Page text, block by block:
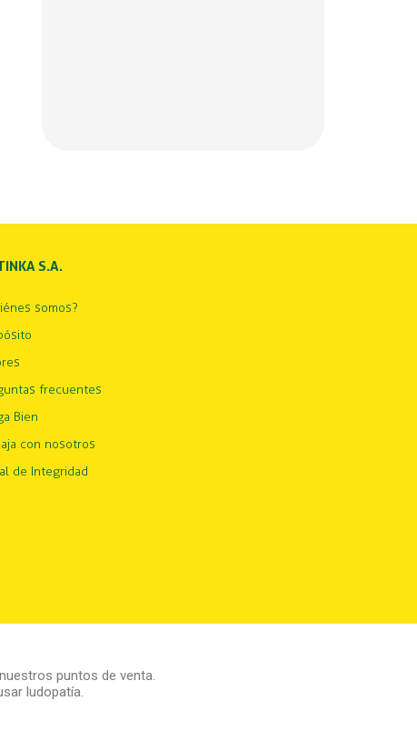
S.A.
somos?
frecuentes
Bien
con nosotros
de Integridad
puntos de venta.
ludopatía.